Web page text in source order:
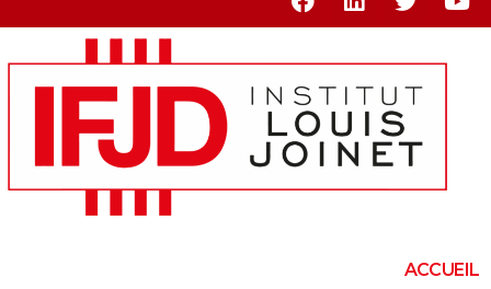
ACCUEIL